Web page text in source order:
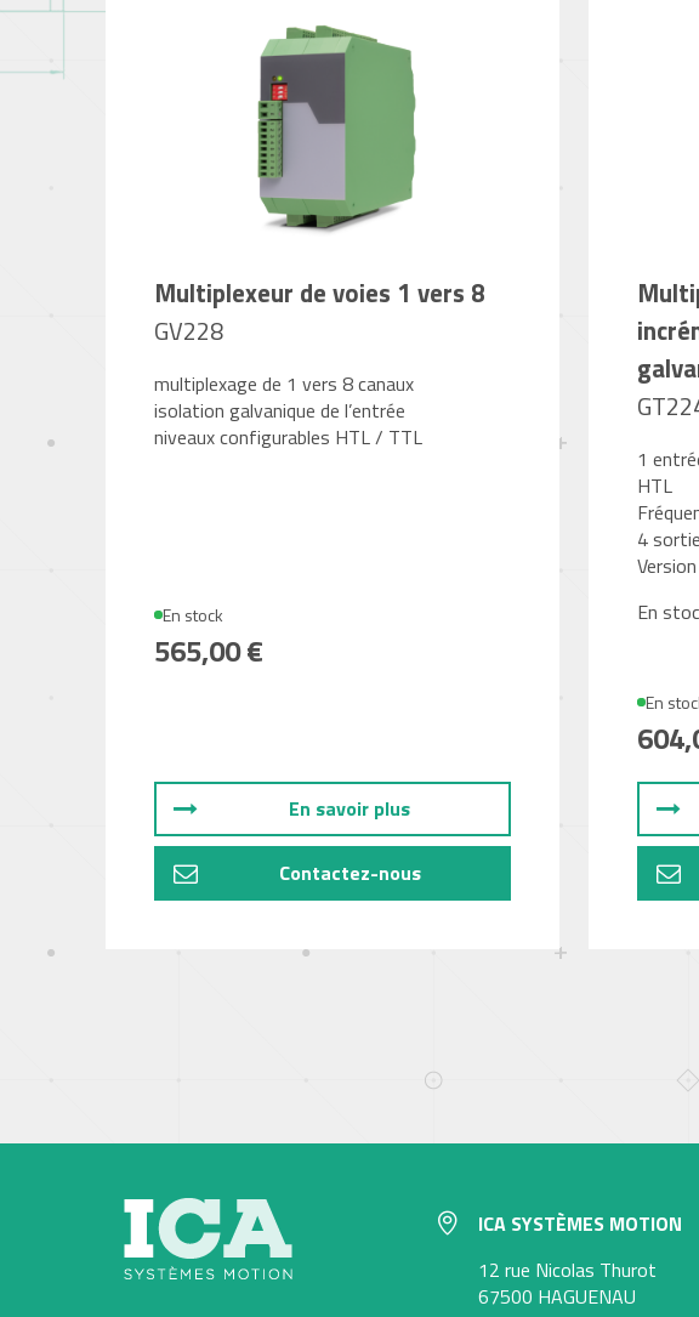
Multiplexeur de voies 1 vers 8
GV228
multiplexage de 1 vers 8 canaux
isolation galvanique de l’entrée
niveaux configurables HTL / TTL
En stock
565,00 €
En savoir plus
Contactez-nous
1
HTL
4
En
En
ICA SYSTÈMES MOTION
12 rue Nicolas Thurot
67500 HAGUENAU